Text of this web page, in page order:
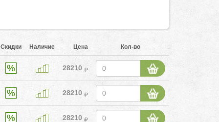
Скидки Наличие Цена Кол-во
28210
28210
28210